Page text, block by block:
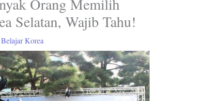
Orang Memilih
Selatan, Wajib Tahu!
Belajar Korea